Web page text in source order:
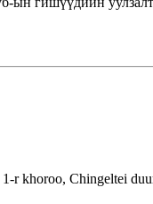
r khoroo, Chingeltei